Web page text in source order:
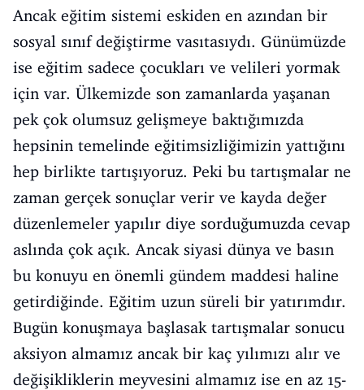
Ancak eğitim sistemi eskiden en azından bir
sosyal sınıf değiştirme vasıtasıydı. Günümüzde
ise eğitim sadece çocukları ve velileri yormak
için var. Ülkemizde son zamanlarda yaşanan
pek çok olumsuz gelişmeye baktığımızda
hepsinin temelinde eğitimsizliğimizin yattığını
hep birlikte tartışıyoruz. Peki bu tartışmalar ne
zaman gerçek sonuçlar verir ve kayda değer
düzenlemeler yapılır diye sorduğumuzda cevap
aslında çok açık. Ancak siyasi dünya ve basın
bu konuyu en önemli gündem maddesi haline
getirdiğinde. Eğitim uzun süreli bir yatırımdır.
Bugün konuşmaya başlasak tartışmalar sonucu
aksiyon almamız ancak bir kaç yılımızı alır ve
değişikliklerin meyvesini almamız ise en az 15-